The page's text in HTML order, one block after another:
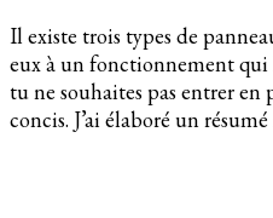
Il existe trois types de
eux à un fonctionnement qui
tu ne souhaites pas entrer
concis. J’ai élaboré un